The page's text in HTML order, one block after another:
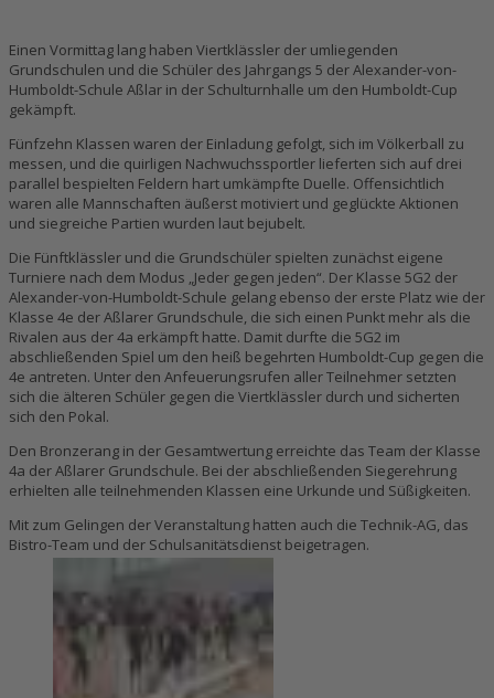
Einen Vormittag lang haben Viertklässler der umliegenden
Grundschulen und die Schüler des Jahrgangs 5 der Alexander-von-
Humboldt-Schule Aßlar in der Schulturnhalle um den Humboldt-Cup
gekämpft.
Fünfzehn Klassen waren der Einladung gefolgt, sich im Völkerball zu
messen, und die quirligen Nachwuchssportler lieferten sich auf drei
parallel bespielten Feldern hart umkämpfte Duelle. Offensichtlich
waren alle Mannschaften äußerst motiviert und geglückte Aktionen
und siegreiche Partien wurden laut bejubelt.
Die Fünftklässler und die Grundschüler spielten zunächst eigene
Turniere nach dem Modus „Jeder gegen jeden“. Der Klasse 5G2 der
Alexander-von-Humboldt-Schule gelang ebenso der erste Platz wie der
Klasse 4e der Aßlarer Grundschule, die sich einen Punkt mehr als die
Rivalen aus der 4a erkämpft hatte. Damit durfte die 5G2 im
abschließenden Spiel um den heiß begehrten Humboldt-Cup gegen die
4e antreten. Unter den Anfeuerungsrufen aller Teilnehmer setzten
sich die älteren Schüler gegen die Viertklässler durch und sicherten
sich den Pokal.
Den Bronzerang in der Gesamtwertung erreichte das Team der Klasse
4a der Aßlarer Grundschule. Bei der abschließenden Siegerehrung
erhielten alle teilnehmenden Klassen eine Urkunde und Süßigkeiten.
Mit zum Gelingen der Veranstaltung hatten auch die Technik-AG, das
Bistro-Team und der Schulsanitätsdienst beigetragen.